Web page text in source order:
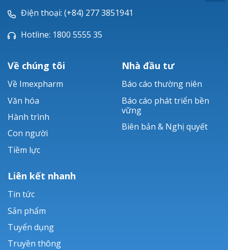
Zobacta®
Bacsulfo®
Điện thoại: (+84) 277 3851941
Hotline: 1800 5555 35
Về chúng tôi
Về Imexpharm
Văn hóa
Hành trình
Con người
Tiềm lực
Nhà đầu tư
Báo cáo thường niên
Báo cáo phát triển bền
vững
Biên bản & Nghị quyết
Liên kết nhanh
Tin tức
Sản phẩm
Tuyển dụng
Truyền thông